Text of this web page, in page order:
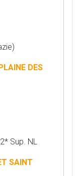
DES
Sup. NL
SAINT